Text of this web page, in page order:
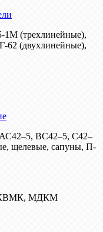
(трехлинейные),
(двухлинейные),
ВС42–5, С42–
щелевые, сапуны, П-
МДКМ